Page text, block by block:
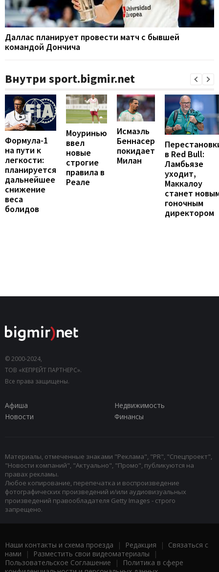
Даллас планирует провести матч с бывшей
командой Дончича
Внутри sport.bigmir.net
Формула-1
на пути к
легкости:
планируется
дальнейшее
снижение
веса
болидов
Моуринью
ввел
новые
строгие
правила в
Реале
Исмаэль
Беннасер
покидает
Милан
в Red Bull:
Ламбьязе
уходит,
Маккалоу
станет
гоночным
директором
© 2000-2024,
ТОВ «КЕПРЕЙТ ПАРТНЕРС».
Все права защищены.
Афиша
Недвижимость
Новости
Финансы
Материалы, отмеченные знаками "Реклама", "PR", "Спецпроект",
"Новости компаний", "Актуально", "Промо", публикуются на
правах рекламы.
Любое копирование, перепечатка и воспроизведение
фотографических произведений и/или аудиовизуальных
произведений правообладателя Getty Images - строго
запрещено.
Наши контакты и схема проезда | Редакция | Связаться с
нами | Разместить свои видеоматериалы |
Пользовательское Соглашение |
Политика в сфере